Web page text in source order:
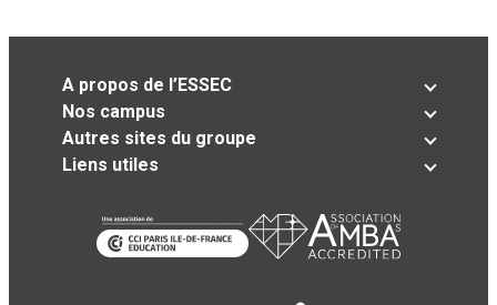
A propos de l’ESSEC
Nos campus
Autres sites du groupe
Liens utiles